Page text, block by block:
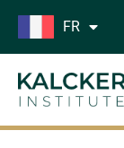
Aller
FR